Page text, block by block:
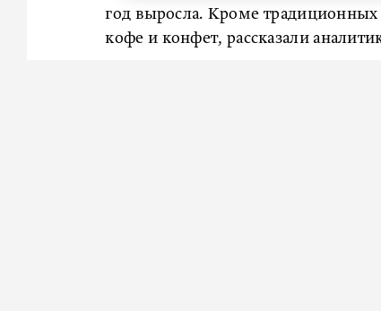
год выросла. Кроме традиционных
кофе и конфет, рассказали